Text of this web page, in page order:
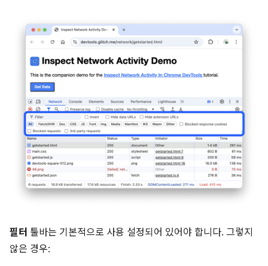
필터 툴바는 기본적으로 사용 설정되어 있어야 합니다. 그렇지
않은 경우: